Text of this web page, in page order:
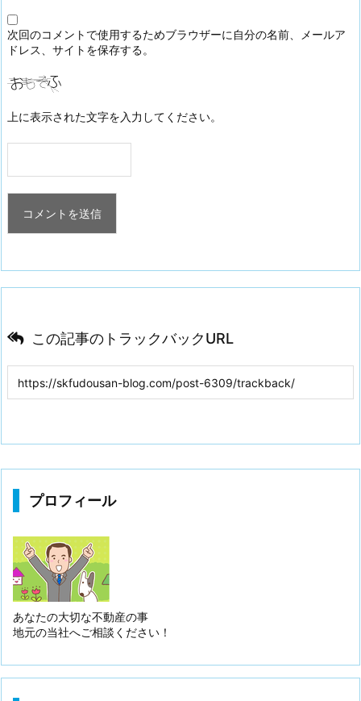
次回のコメントで使用するためブラウザーに自分の名前、メールア
ドレス、サイトを保存する。
上に表示された文字を入力してください。
この記事のトラックバックURL
プロフィール
あなたの大切な不動産の事
地元の当社へご相談ください！